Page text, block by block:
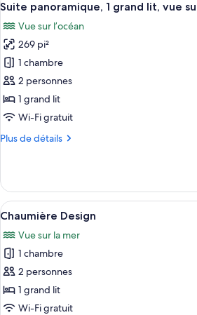
double
toutes
les
photos
pour
ce
type
de
chambre :
Suite
grand
lit,
vue
sur
l’océan
7
Suite panoramique, 1 grand lit, vue
Vue sur l’océan
269 pi²
1 chambre
2 personnes
1 grand lit
Wi-Fi gratuit
Plus de détails
Plus
Suite
panoramique,
1
lit,
vue
sur
l’océan
Afficher
toutes
les
photos
pour
ce
type
Une
7
Chaumière Design
Vue sur la mer
1 chambre
2 personnes
1 grand lit
Wi-Fi gratuit